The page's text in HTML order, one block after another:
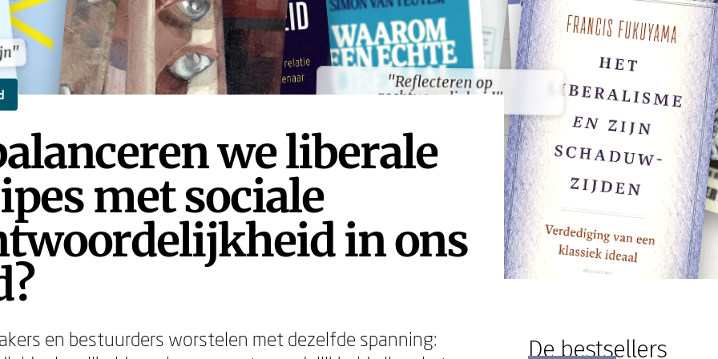
"Reflecteren op
rechtvaardigheid"
"Reflecteren op
rechtvaardigheid"
we liberale
met sociale
in ons
en bestuurders worstelen met dezelfde spanning:
De bestsellers